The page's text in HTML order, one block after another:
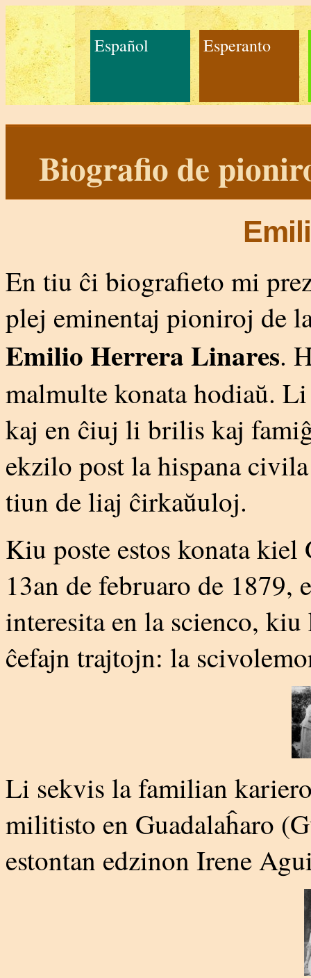
Español Esperanto
Biografio de
En tiu ĉi biografieto mi
plej eminentaj pioniroj de
Emilio Herrera Linares.
malmulte konata hodiaŭ.
kaj en ĉiuj li brilis kaj
ekzilo post la hispana
tiun de liaj ĉirkaŭuloj.
Kiu poste estos konata
13an de februaro de
interesita en la scienco,
ĉefajn trajtojn: la
Li sekvis la familian
militisto en Guadalaĥaro
estontan edzinon Irene